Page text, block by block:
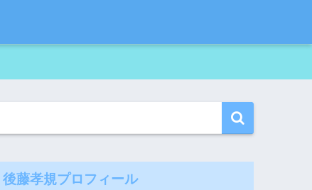
後藤孝規プロフィール